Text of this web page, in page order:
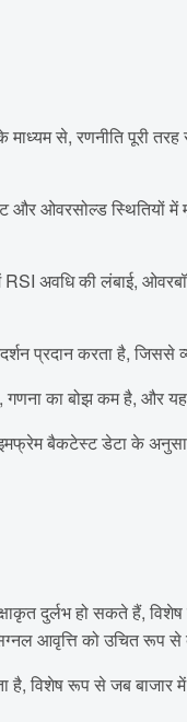
से, रणनीति पूरी
और ओवरसोल्ड स्थितियों
अवधि की लंबाई,
प्रदान करता है, जिससे
गणना का बोझ कम है, और
बैकटेस्ट डेटा के
दुर्लभ हो सकते हैं,
आवृत्ति को उचित रूप से
रूप से जब बाजार में